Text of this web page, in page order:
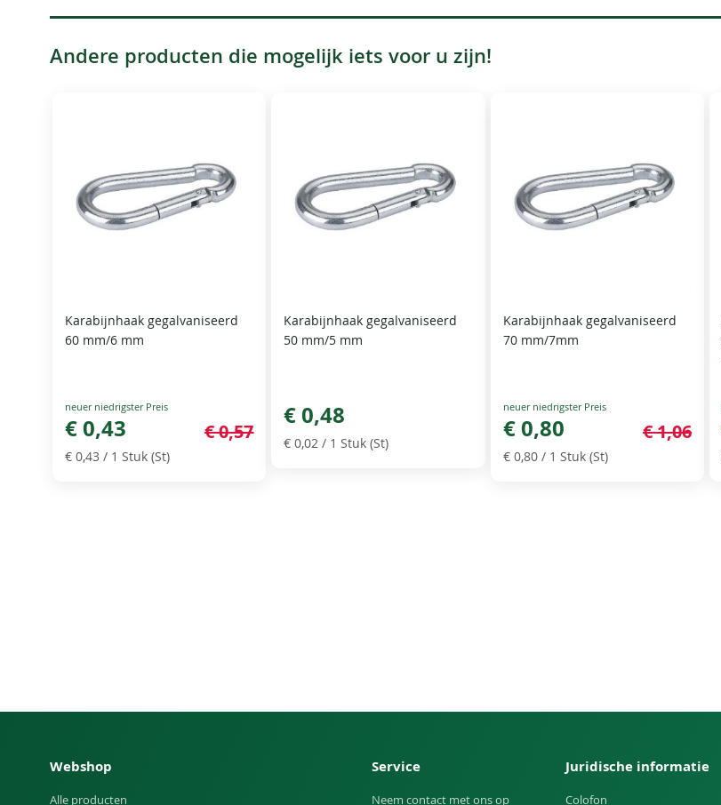
Andere producten die mogelijk iets voor u zijn!
Karabijnhaak gegalvaniseerd
60 mm/6 mm
Special
Price
€ 0,43 € 0,57
€ 0,43 / 1 Stuk (St)
Karabijnhaak gegalvaniseerd
50 mm/5 mm
€ 0,48
€ 0,02 / 1 Stuk (St)
Karabijnhaak gegalvaniseerd
70 mm/7mm
Special
Price
€ 0,80 € 1,06
€ 0,80/ 1 Stuk (St)
Webshop
Alle producten
Service
Neem contact met ons op
Juridische informatie
Colofon